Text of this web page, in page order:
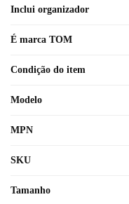
Inclui organizador
É marca TOM
Condição do item
Modelo
MPN
SKU
Tamanho